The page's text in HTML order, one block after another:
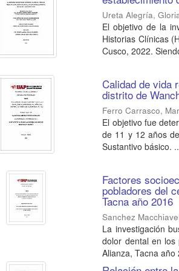
Ureta Alegría,
El objetivo de la
Historias Clínicas
Cusco, 2022.
Calidad de vida
distrito de
Ferro Carrasco,
El objetivo fue
de 11 y 12 años
Sustantivo básico.
Factores
pobladores del
Tacna año 2016
Sanchez
La investigación
dolor dental en los
Alianza, Tacna año